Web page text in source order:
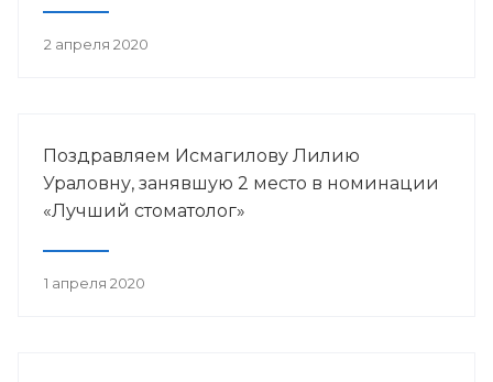
2 апреля 2020
Поздравляем Исмагилову Лилию
Ураловну, занявшую 2 место в номинации
«Лучший стоматолог»
1 апреля 2020